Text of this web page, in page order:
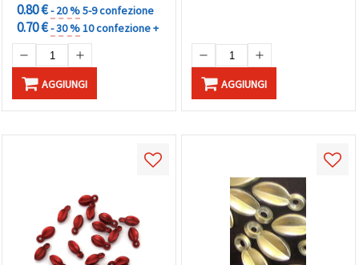
0.80 €- 20 %5-9 confezione
0.70 €- 30 %10 confezione +
AGGIUNGI AGGIUNGI